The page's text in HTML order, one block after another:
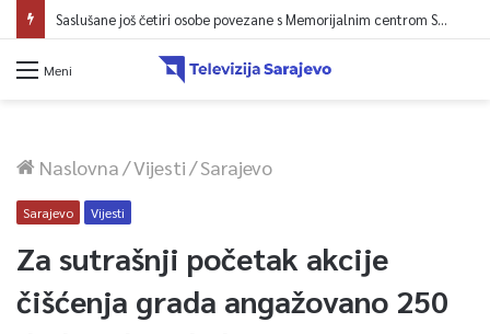
Juli donio rast turističkog prometa u KS – Više od 112 hiljada gostiju i 241 hiljada noćenja
Meni
Naslovna/Vijesti/Sarajevo
Sarajevo Vijesti
Za sutrašnji početak akcije
čišćenja grada angažovano 250